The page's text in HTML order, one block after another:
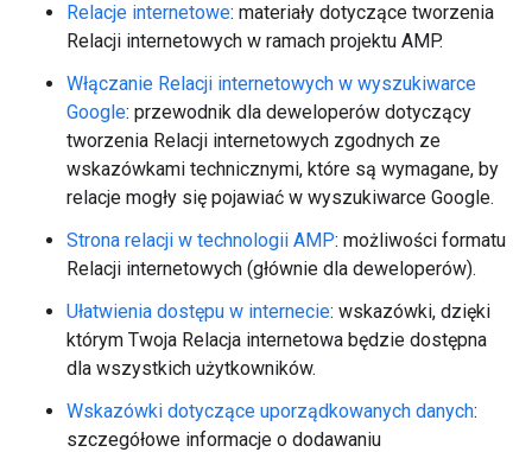
Relacje internetowe: materiały dotyczące tworzenia
Relacji internetowych w ramach projektu AMP.
Włączanie Relacji internetowych w wyszukiwarce
Google: przewodnik dla deweloperów dotyczący
tworzenia Relacji internetowych zgodnych ze
wskazówkami technicznymi, które są wymagane, by
relacje mogły się pojawiać w wyszukiwarce Google.
Strona relacji w technologii AMP: możliwości formatu
Relacji internetowych (głównie dla deweloperów).
Ułatwienia dostępu w internecie: wskazówki, dzięki
którym Twoja Relacja internetowa będzie dostępna
dla wszystkich użytkowników.
Wskazówki dotyczące uporządkowanych danych:
szczegółowe informacje o dodawaniu